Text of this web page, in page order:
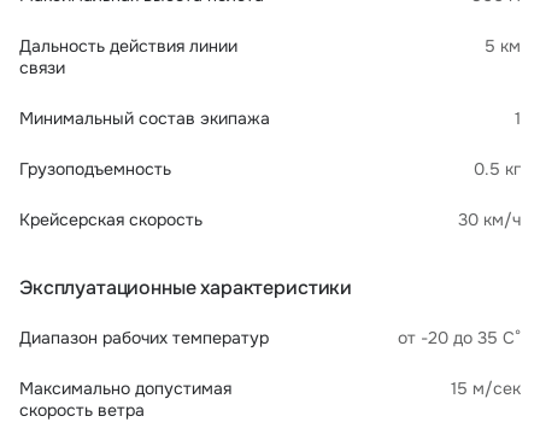
Дальность действия линии
связи
5 км
Минимальный состав экипажа 1
Грузоподъемность 0.5 кг
Крейсерская скорость 30 км/ч
Эксплуатационные характеристики
Диапазон рабочих температур от -20 до 35 С°
Максимально допустимая
скорость ветра
15 м/сек